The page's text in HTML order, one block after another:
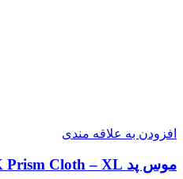
افزودن به علاقه مندی
موس پد SteelSeries QcK Prism Cloth – XL